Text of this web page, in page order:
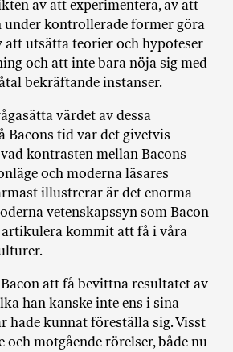
a
n
k
e
av att experimentera, av att
under kontrollerade former göra
att utsätta teorier och hypoteser
och att inte bara nöja sig med
bekräftande instanser.
värdet av dessa
Bacons tid var det givetvis
kontrasten mellan Bacons
och moderna läsares
illustrerar är det enorma
vetenskapssyn som Bacon
kommit att få i våra
att få bevittna resultatet av
han kanske inte ens i sina
hade kunnat föreställa sig. Visst
och motgående rörelser, både nu